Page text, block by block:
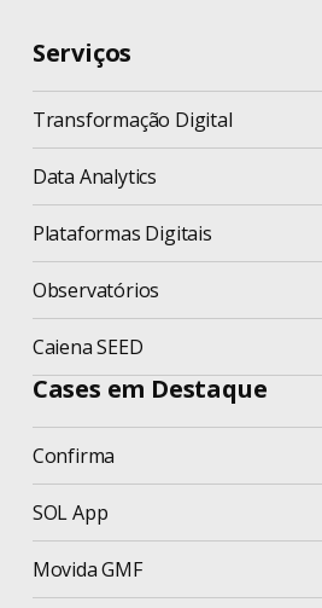
Serviços
Transformação Digital
Data Analytics
Plataformas Digitais
Observatórios
Caiena SEED
Cases em Destaque
Confirma
SOL App
Movida GMF